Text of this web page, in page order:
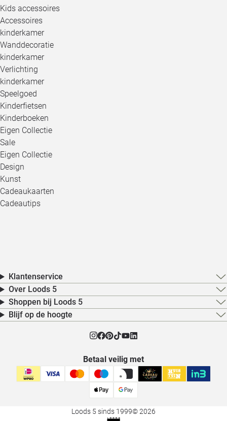
Kids accessoires
Accessoires
kinderkamer
Wanddecoratie
kinderkamer
Verlichting
kinderkamer
Speelgoed
Kinderfietsen
Kinderboeken
Eigen Collectie
Sale
Eigen Collectie
Design
Kunst
Cadeaukaarten
Cadeautips
Klantenservice
Over Loods 5
Shoppen bij Loods 5
Blijf op de hoogte
Betaal veilig met
Loods 5 sinds 1999© 2026